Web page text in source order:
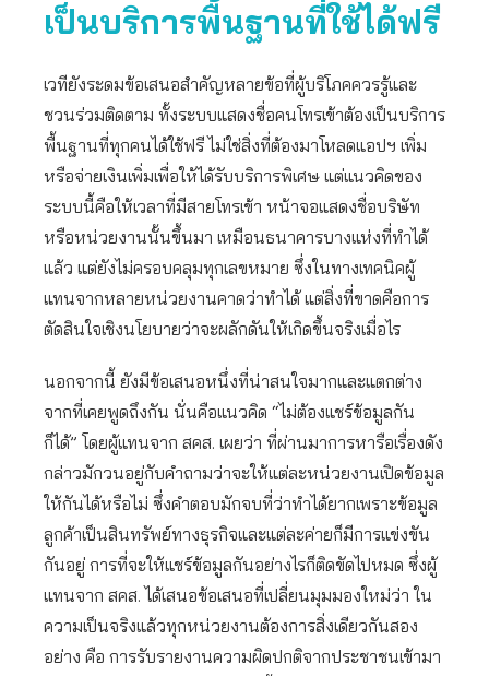
เป็นบริการพื้นฐานที่ใช้ได้ฟรี
เวทียังระดมข้อเสนอสำคัญหลายข้อที่ผู้บริโภคควรรู้และ
ชวนร่วมติดตาม ทั้งระบบแสดงชื่อคนโทรเข้าต้องเป็นบริการ
พื้นฐานที่ทุกคนได้ใช้ฟรี ไม่ใช่สิ่งที่ต้องมาโหลดแอปฯ เพิ่ม
หรือจ่ายเงินเพิ่มเพื่อให้ได้รับบริการพิเศษ แต่แนวคิดของ
ระบบนี้คือให้เวลาที่มีสายโทรเข้า หน้าจอแสดงชื่อบริษัท
หรือหน่วยงานนั้นขึ้นมา เหมือนธนาคารบางแห่งที่ทำได้
แล้ว แต่ยังไม่ครอบคลุมทุกเลขหมาย ซึ่งในทางเทคนิคผู้
แทนจากหลายหน่วยงานคาดว่าทำได้ แต่สิ่งที่ขาดคือการ
ตัดสินใจเชิงนโยบายว่าจะผลักดันให้เกิดขึ้นจริงเมื่อไร
นอกจากนี้ ยังมีข้อเสนอหนึ่งที่น่าสนใจมากและแตกต่าง
จากที่เคยพูดถึงกัน นั่นคือแนวคิด “ไม่ต้องแชร์ข้อมูลกัน
ก็ได้” โดยผู้แทนจาก สคส. เผยว่า ที่ผ่านมาการหารือเรื่องดัง
กล่าวมักวนอยู่กับคำถามว่าจะให้แต่ละหน่วยงานเปิดข้อมูล
ให้กันได้หรือไม่ ซึ่งคำตอบมักจบที่ว่าทำได้ยากเพราะข้อมูล
ลูกค้าเป็นสินทรัพย์ทางธุรกิจและแต่ละค่ายก็มีการแข่งขัน
กันอยู่ การที่จะให้แชร์ข้อมูลกันอย่างไรก็ติดขัดไปหมด ซึ่งผู้
แทนจาก สคส. ได้เสนอข้อเสนอที่เปลี่ยนมุมมองใหม่ว่า ใน
ความเป็นจริงแล้วทุกหน่วยงานต้องการสิ่งเดียวกันสอง
อย่าง คือ การรับรายงานความผิดปกติจากประชาชนเข้ามา